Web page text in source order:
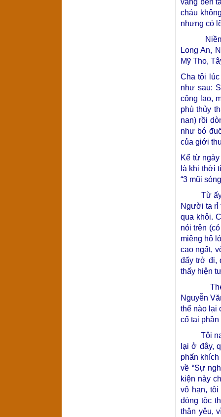
vẳng bên
cháu
nhưng có
Niềm
Long An,
Mỹ Tho,
Cha tôi
như sau:
công lao,
phù thủy
nan) rồi
như bó
của giới
Kể từ
là khi thời
“3 mũi
Từ ấy,
Người ta rỉ
qua khỏi.
nói trên
miệng hô
cao ngất,
đấy trở đi,
thấy hiện
Theo
Nguyễn
thế nào lại
cố tại
Tôi nay
lại ở đây,
phấn
về “Sự
kiện này
vô hạn,
dòng tộc
thân yêu,